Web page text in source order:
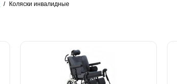
Коляски инвалидные